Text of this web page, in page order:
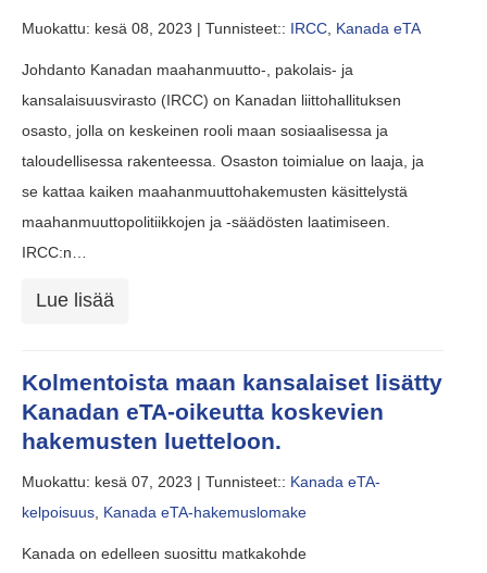
eTA-resurssit
Ota yhteyttä
Muokattu: kesä 08, 2023 | Tunnisteet:: IRCC Kanada eTA
Johdanto Kanadan maahanmuutto-, pakolais- ja
kansalaisuusvirasto (IRCC) on Kanadan liittohallituksen
osasto, jolla on keskeinen rooli maan sosiaalisessa ja
taloudellisessa rakenteessa. Osaston toimialue on laaja, ja
se kattaa kaiken maahanmuuttohakemusten käsittelystä
maahanmuuttopolitiikkojen ja -säädösten laatimiseen.
IRCC:n…
Lue lisää
Kolmentoista maan kansalaiset lisätty
Kanadan eTA-oikeutta koskevien
hakemusten luetteloon.
Muokattu: kesä 07, 2023 | Tunnisteet:: Kanada eTA-
kelpoisuus Kanada eTA-hakemuslomake
Kanada on edelleen suosittu matkakohde